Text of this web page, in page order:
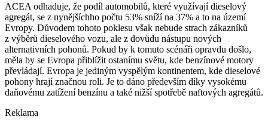
ACEA odhaduje, že podíl automobilů, které využívají dieselový
agregát, se z nynějšíchho počtu 53% sníží na 37% a to na území
Evropy. Důvodem tohoto poklesu však nebude strach zákazníků
z výběrů dieselového vozu, ale z dovůdu nástupu nových
alternativních pohonů. Pokud by k tomuto scénáři opravdu došlo,
měla by se Evropa přiblížit ostanímu světu, kde benzínové motory
převládají. Evropa je jediným vyspělým kontinentem, kde dieselové
pohony hrají značnou roli. Je to dáno především díky vysokému
daňovému zatížení benzínu a také nižší spotřebě naftových agregátů.
Reklama